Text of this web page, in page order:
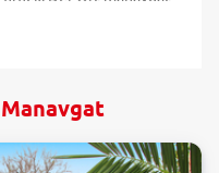
angesiedelt und
beiden Seiten des
angebaut,
wird. Ein absolutes
ist der Besuch